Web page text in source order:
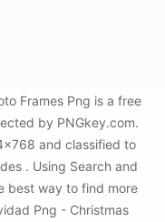
Frames Png is a free
by PNGkey.com.
and classified to
. Using Search and
best way to find more
Png - Christmas